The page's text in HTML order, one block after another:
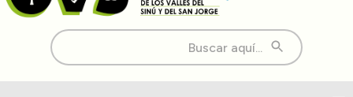
Buscar: